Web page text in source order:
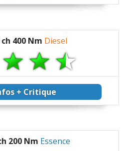
ch 400 Nm Diesel
+ Critique
200 Nm Essence